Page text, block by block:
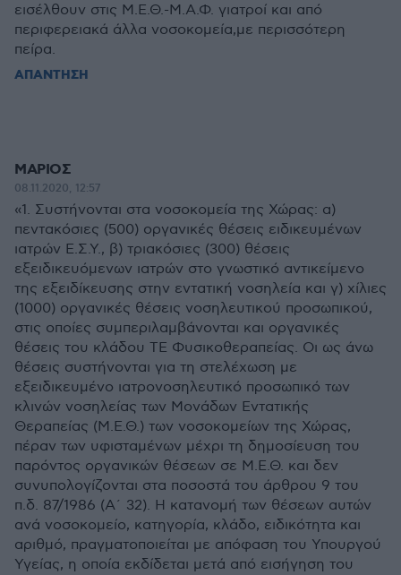
εισέλθουν στις Μ.Ε.Θ.-Μ.Α.Φ. γιατροί και από
περιφερειακά άλλα νοσοκομεία,με περισσότερη
πείρα.
ΑΠΑΝΤΗΣΗ
ΜΑΡΙΟΣ
08.11.2020, 12:57
«1. Συστήνονται στα νοσοκομεία της Χώρας: α)
πεντακόσιες (500) οργανικές θέσεις ειδικευμένων
ιατρών Ε.Σ.Υ., β) τριακόσιες (300) θέσεις
εξειδικευόμενων ιατρών στο γνωστικό αντικείμενο
της εξειδίκευσης στην εντατική νοσηλεία και γ) χίλιες
(1000) οργανικές θέσεις νοσηλευτικού προσωπικού,
στις οποίες συμπεριλαμβάνονται και οργανικές
θέσεις του κλάδου ΤΕ Φυσικοθεραπείας. Οι ως άνω
θέσεις συστήνονται για τη στελέχωση με
εξειδικευμένο ιατρονοσηλευτικό προσωπικό των
κλινών νοσηλείας των Μονάδων Εντατικής
Θεραπείας (Μ.Ε.Θ.) των νοσοκομείων της Χώρας,
πέραν των υφισταμένων μέχρι τη δημοσίευση του
παρόντος οργανικών θέσεων σε Μ.Ε.Θ. και δεν
συνυπολογίζονται στα ποσοστά του άρθρου 9 του
π.δ. 87/1986 (Α΄ 32). Η κατανομή των θέσεων αυτών
ανά νοσοκομείο, κατηγορία, κλάδο, ειδικότητα και
αριθμό, πραγματοποιείται με απόφαση του Υπουργού
Υγείας, η οποία εκδίδεται μετά από εισήγηση του